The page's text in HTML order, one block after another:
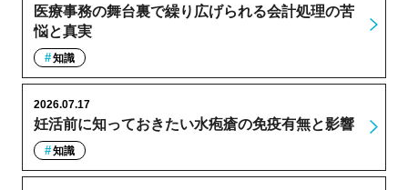
医療事務の舞台裏で繰り広げられる会計処理の苦
悩と真実
知識
妊活前に知っておきたい水疱瘡の免疫有無と影響
2026.07.17
知識